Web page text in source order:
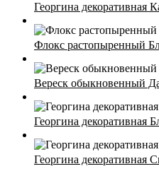
Георгина декоративная
Флокс растопыренный
Вереск обыкновенный
Георгина декоративная
Георгина декоративная